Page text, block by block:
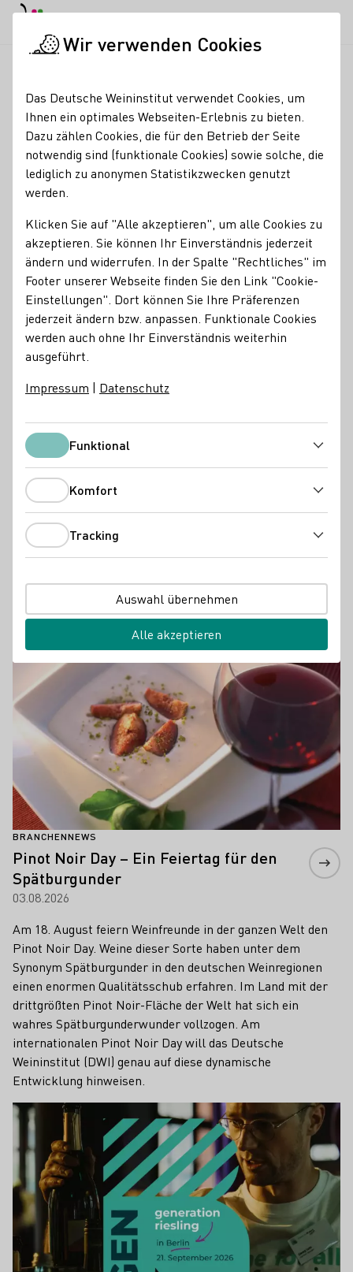
Meldungen
Branchennews
(bei Änderung wird das Formular abgeschickt)
PRESSEMELDUNGEN
Trainingslager für die Wahl der
Deutschen Weinmajestät
05.08.2026
Mit dem Vorbereitungsseminar zur Wahl der Deutschen
Weinmajestät des Deutschen Weininstituts (DWI) startet
für die Bewerberinnen und Bewerber alljährlich die Phase
anspruchsvollen Wettbewerb.
BRANCHENNEWS
Pinot Noir Day – Ein Feiertag für den
Spätburgunder
03.08.2026
Am 18. August feiern Weinfreunde in der ganzen Welt den
Pinot Noir Day. Weine dieser Sorte haben unter dem
Synonym Spätburgunder in den deutschen Weinregionen
einen enormen Qualitätsschub erfahren. Im Land mit der
drittgrößten Pinot Noir-Fläche der Welt hat sich ein
wahres Spätburgunderwunder vollzogen. Am
internationalen Pinot Noir Day will das Deutsche
Weininstitut (DWI) genau auf diese dynamische
Entwicklung hinweisen.
Mehr erfahren
Mehr erfahren
Wir verwenden Cookies
Das Deutsche Weininstitut verwendet Cookies, um
Ihnen ein optimales Webseiten-Erlebnis zu bieten.
Dazu zählen Cookies, die für den Betrieb der Seite
notwendig sind (funktionale Cookies) sowie solche, die
lediglich zu anonymen Statistikzwecken genutzt
werden.
Klicken Sie auf "Alle akzeptieren", um alle Cookies zu
akzeptieren. Sie können Ihr Einverständnis jederzeit
ändern und widerrufen. In der Spalte "Rechtliches" im
Footer unserer Webseite finden Sie den Link "Cookie-
Einstellungen". Dort können Sie Ihre Präferenzen
jederzeit ändern bzw. anpassen. Funktionale Cookies
werden auch ohne Ihr Einverständnis weiterhin
ausgeführt.
Impressum | Datenschutz
FunktionalFunktional
Komfort
Tracking
Auswahl übernehmen
Alle akzeptieren